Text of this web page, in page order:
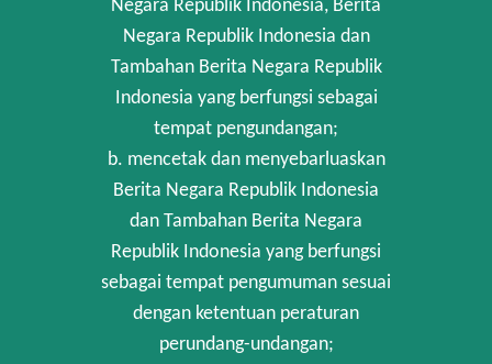
Negara Republik Indonesia, Berita
Negara Republik Indonesia dan
Tambahan Berita Negara Republik
Indonesia yang berfungsi sebagai
tempat pengundangan;
b. mencetak dan menyebarluaskan
Berita Negara Republik Indonesia
dan Tambahan Berita Negara
Republik Indonesia yang berfungsi
sebagai tempat pengumuman sesuai
dengan ketentuan peraturan
perundang-undangan;